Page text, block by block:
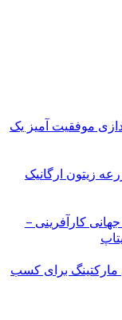
موفقیت آمیز یک
زیتون ارگانیک
کارآفرینی –
مارکتینگ برای کسب